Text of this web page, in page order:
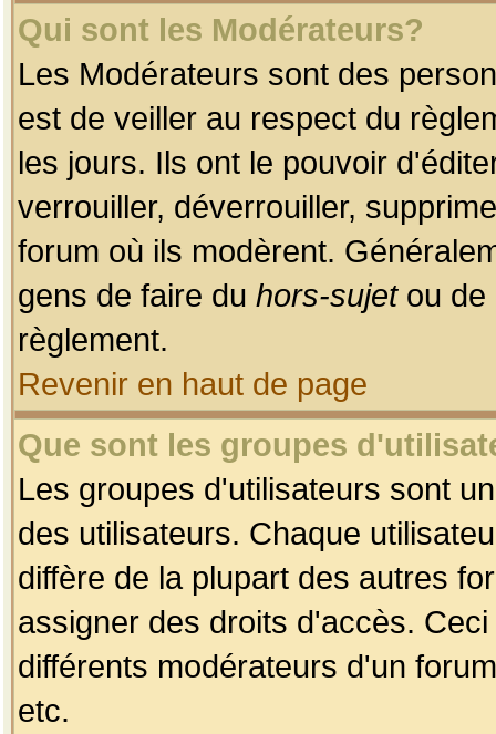
Qui sont les Modérateurs?
Les Modérateurs sont des
est de veiller au respect du
les jours. Ils ont le pouvoir
verrouiller, déverrouiller,
forum où ils modèrent.
gens de faire du hors-sujetou de
règlement.
Revenir en haut de page
Que sont les groupes
Les groupes d'utilisateurs sont
des utilisateurs. Chaque
diffère de la plupart des autres
assigner des droits d'accès.
différents modérateurs d'un
etc.